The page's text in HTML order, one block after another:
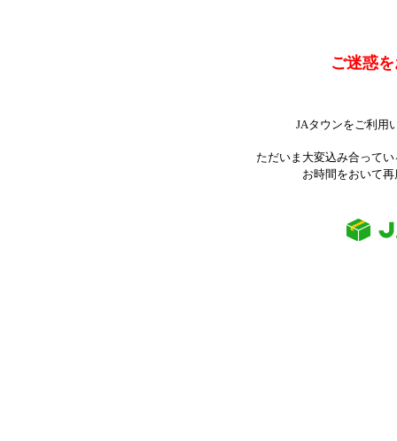
ご迷惑
JAタウンをご利用
ただいま大変込み合って
お時間をおいて